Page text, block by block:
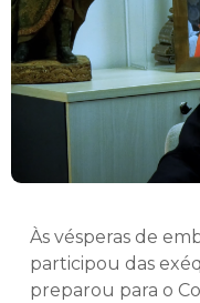
Às vésperas de
participou das
preparou para o